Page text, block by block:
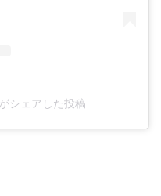
シェアした投稿